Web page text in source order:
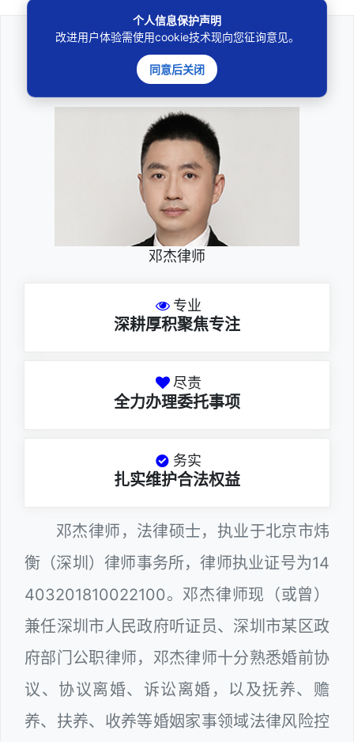
法律咨询
————受人之托、忠人之事————
邓杰律师
专业
深耕厚积聚焦专注
尽责
全力办理委托事项
务实
扎实维护合法权益
邓杰律师，法律硕士，执业于北京市炜
衡（深圳）律师事务所，律师执业证号为14
403201810022100。邓杰律师现（或曾）
兼任深圳市人民政府听证员、深圳市某区政
府部门公职律师，邓杰律师十分熟悉婚前协
议、协议离婚、诉讼离婚，以及抚养、赡
养、扶养、收养等婚姻家事领域法律风险控
个人信息保护声明
改进用户体验需使用cookie技术现向您征询意见。
同意后关闭